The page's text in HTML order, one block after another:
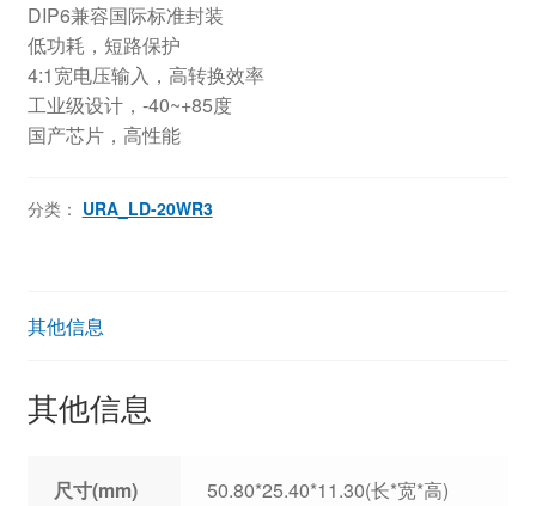
DIP6兼容国际标准封装
低功耗，短路保护
4:1宽电压输入，高转换效率
工业级设计，-40~+85度
国产芯片，高性能
分类： URA_LD-20WR3
其他信息
其他信息
尺寸(mm) 50.80*25.40*11.30(长*宽*高)